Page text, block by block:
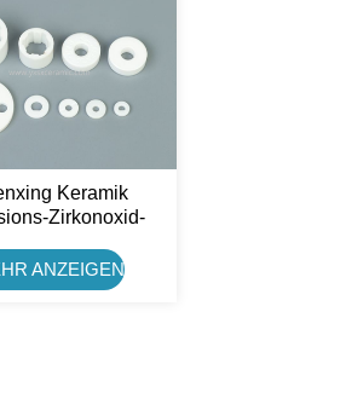
Keramik
Zirkonoxid-
ANZEIGEN